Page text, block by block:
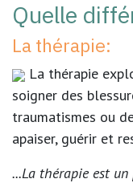
Quelle
La thérapie:
La thérapie
soigner des
traumatismes ou
apaiser, guérir et
...La thérapie est